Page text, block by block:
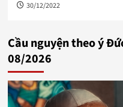
30/12/2022
Cầu nguyện theo ý
08/2026